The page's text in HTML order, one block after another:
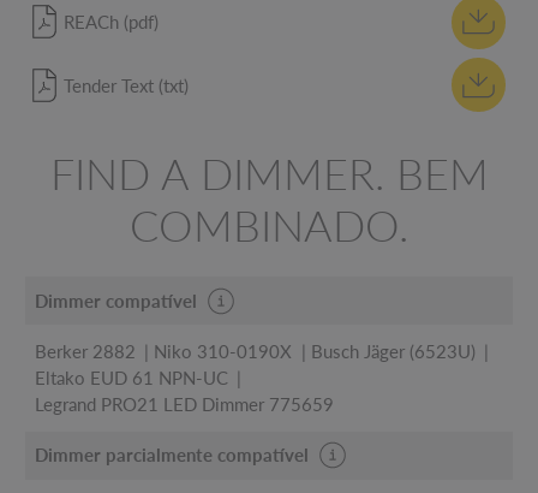
REACh (pdf)
Tender Text (txt)
FIND A DIMMER. BEM
COMBINADO.
Dimmer compatível
Berker 2882 Niko 310-0190X
Busch Jäger (6523U)
Eltako EUD 61 NPN-UC
Legrand PRO21 LED Dimmer 775659
Dimmer parcialmente compatível